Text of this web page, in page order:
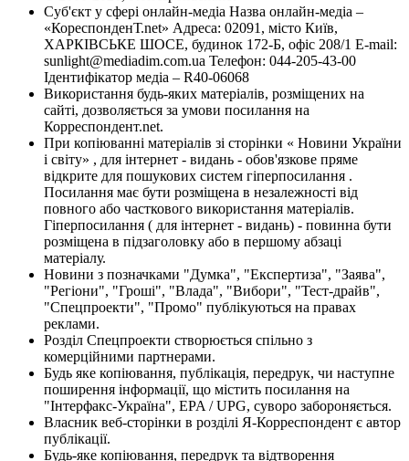
Суб'єкт у сфері онлайн-медіа Назва онлайн-медіа –
«КореспонденТ.net» Адреса: 02091, місто Київ,
ХАРКІВСЬКЕ ШОСЕ, будинок 172-Б, офіс 208/1 E-mail:
sunlight@mediadim.com.ua Телефон: 044-205-43-00
Ідентифікатор медіа – R40-06068
Використання будь-яких матеріалів, розміщених на
сайті, дозволяється за умови посилання на
Корреспондент.net.
При копіюванні матеріалів зі сторінки « Новини України
і світу» , для інтернет - видань - обов'язкове пряме
відкрите для пошукових систем гіперпосилання .
Посилання має бути розміщена в незалежності від
повного або часткового використання матеріалів.
Гіперпосилання ( для інтернет - видань) - повинна бути
розміщена в підзаголовку або в першому абзаці
матеріалу.
Новини з позначками "Думка", "Експертиза", "Заява",
"Регіони", "Гроші", "Влада", "Вибори", "Тест-драйв",
"Спецпроекти", "Промо" публікуються на правах
реклами.
Розділ Спецпроекти створюється спільно з
комерційними партнерами.
Будь яке копіювання, публікація, передрук, чи наступне
поширення інформації, що містить посилання на
"Інтерфакс-Україна", EPA / UPG, суворо забороняється.
Власник веб-сторінки в розділі Я-Корреспондент є автор
публікації.
Будь-яке копіювання, передрук та відтворення